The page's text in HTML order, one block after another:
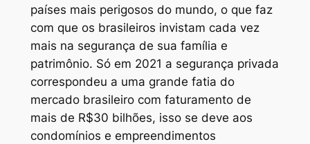
países mais perigosos do mundo, o que faz
com que os brasileiros invistam cada vez
mais na segurança de sua família e
patrimônio. Só em 2021 a segurança privada
correspondeu a uma grande fatia do
mercado brasileiro com faturamento de
mais de R$30 bilhões, isso se deve aos
condomínios e empreendimentos